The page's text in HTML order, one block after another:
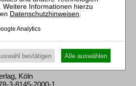
Vorbereitung und
Aufl. 2018
Köln
3-8145-2000-1
Datenschutzhinweisen
Analytics
bestätigen Alle auswählen